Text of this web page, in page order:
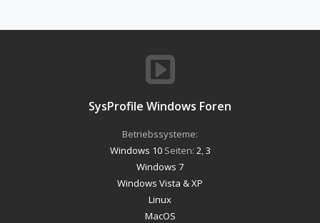
SysProfile Windows Foren
Betriebssysteme:
Windows 10Seiten: 2 3
Windows 7
Windows Vista & XP
Linux
MacOS